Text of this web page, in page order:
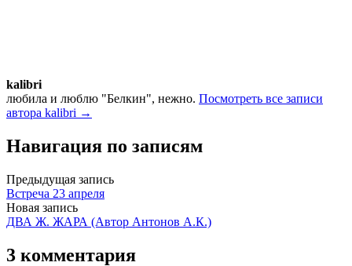
kalibri
любила и люблю "Белкин", нежно. Посмотреть все записи
автора kalibri →
Навигация по записям
Предыдущая запись
Встреча 23 апреля
Новая запись
ДВА Ж. ЖАРА (Автор Антонов А.К.)
3 комментария